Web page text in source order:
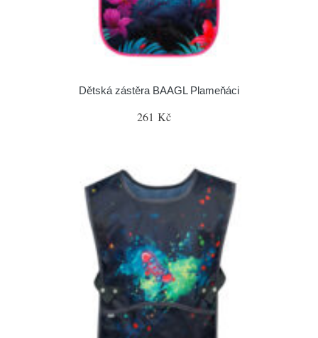
Dětská zástěra BAAGL Plameňáci
261 Kč